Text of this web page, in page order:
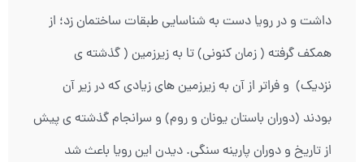
داشت و در رویا دست به شناسایی طبقات ساختمان زد؛ از
همکف گرفته ( زمان کنونی) تا به زیرزمین ( گذشته ی
نزدیک) و فراتر از آن به زیرزمین های زیادی که در زیر آن
بودند (دوران باستان یونان و روم) و سرانجام گذشته ی پیش
از تاریخ و دوران پارینه سنگی. دیدن این رویا باعث شد